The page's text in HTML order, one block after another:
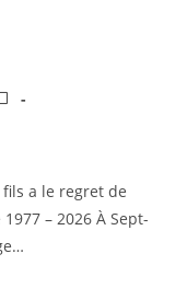
a le regret de
– 2026 À Sept-